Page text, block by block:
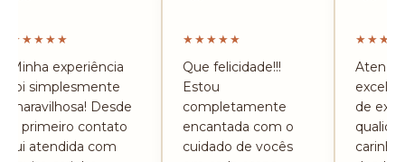
★★★★★
Minha experiência
foi simplesmente
maravilhosa! Desde
o primeiro contato
fui atendida com
★★★★★
Que felicidade!!!
Estou
completamente
encantada com o
cuidado de vocês
de